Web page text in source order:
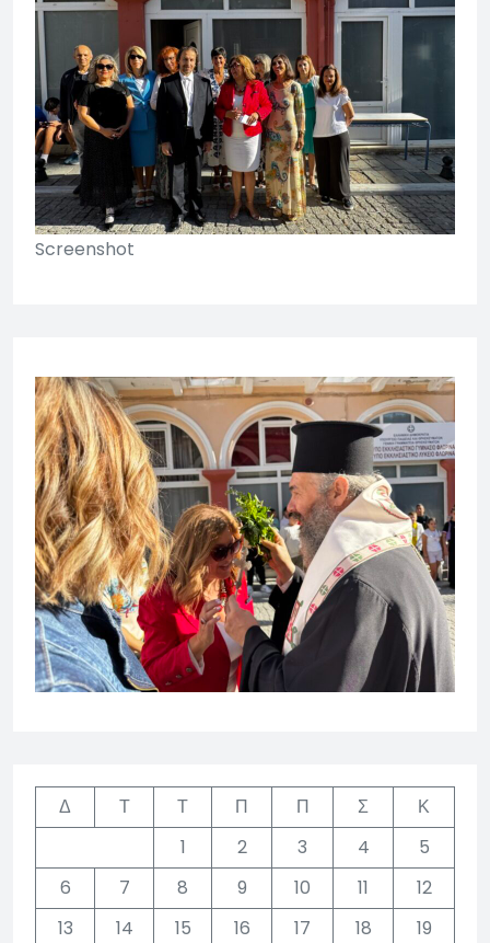
Screenshot
Δ Τ Τ Π Π Σ
Κ
1
2 3 4
5
6
7 8 9 10 11
12
13
14 15 16 17 18
19